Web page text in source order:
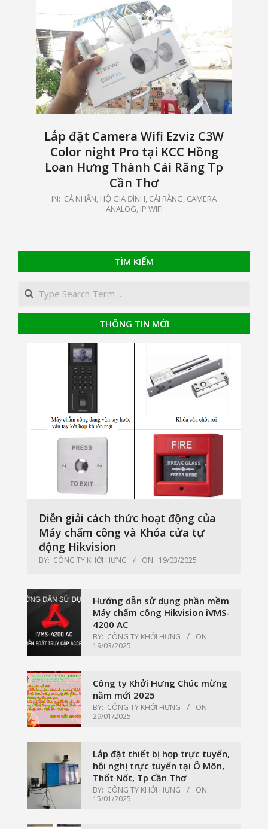
Lắp đặt Camera Wifi Ezviz C3W
Color night Pro tại KCC Hồng
Loan Hưng Thành Cái Răng Tp
Cần Thơ
2021-
IN: CÁ NHÂN, HỘ GIA ĐÌNH CÁI RĂNG CAMERA
ANALOG, IP WIFI
TÌM KIẾM
Search
THÔNG TIN MỚI
Diễn giải cách thức hoạt động của
Máy chấm công và Khóa cửa tự
động Hikvision
BY: CÔNG TY KHỞI HƯNG ON: 19/03/2025
Hướng dẫn sử dụng phần mềm
Máy chấm công Hikvision iVMS-
4200 AC
BY: CÔNG TY KHỞI HƯNG
ON:
19/03/2025
Công ty Khởi Hưng Chúc mừng
năm mới 2025
BY: CÔNG TY KHỞI HƯNG
ON:
29/01/2025
Lắp đặt thiết bị họp trực tuyến,
hội nghị trực tuyến tại Ô Môn,
Thốt Nốt, Tp Cần Thơ
BY: CÔNG TY KHỞI HƯNG
ON:
15/01/2025